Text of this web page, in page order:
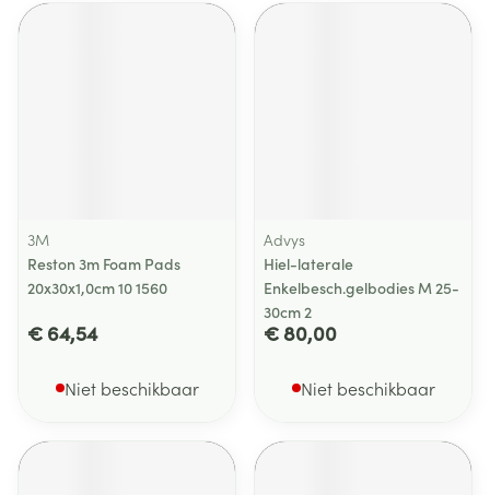
3M
Reston 3m Foam Pads
20x30x1,0cm 10 1560
€ 64,54
Niet beschikbaar
Advys
Hiel-laterale
Enkelbesch.gelbodies M 25-
30cm 2
€ 80,00
Niet beschikbaar